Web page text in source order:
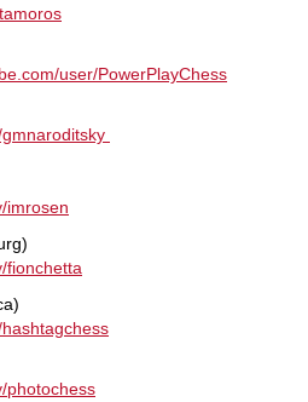
user/PowerPlayChess
imrosen
fionchetta
photochess